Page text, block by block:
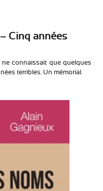
Cinq années
connaissait que quelques
terribles. Un mémorial.